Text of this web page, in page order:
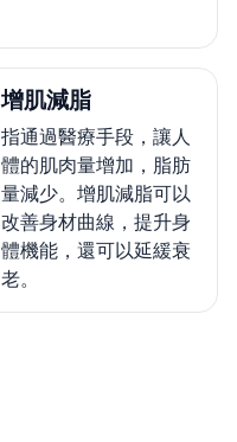
增肌減脂
指通過醫療手段，讓人
體的肌肉量增加，脂肪
量減少。增肌減脂可以
改善身材曲線，提升身
體機能，還可以延緩衰
老。